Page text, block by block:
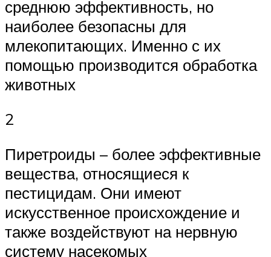
среднюю эффективность, но
наиболее безопасны для
млекопитающих. Именно с их
помощью производится обработка
животных
2
Пиретроиды – более эффективные
вещества, относящиеся к
пестицидам. Они имеют
искусственное происхождение и
также воздействуют на нервную
систему насекомых